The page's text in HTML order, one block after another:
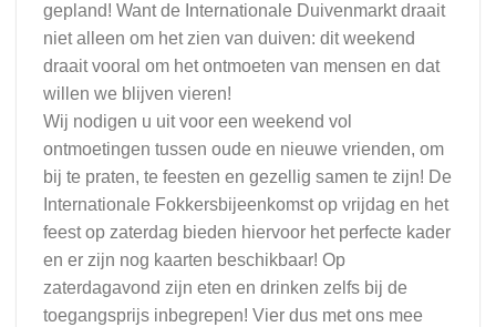
gepland! Want de Internationale Duivenmarkt draait
niet alleen om het zien van duiven: dit weekend
draait vooral om het ontmoeten van mensen en dat
willen we blijven vieren!
Wij nodigen u uit voor een weekend vol
ontmoetingen tussen oude en nieuwe vrienden, om
bij te praten, te feesten en gezellig samen te zijn! De
Internationale Fokkersbijeenkomst op vrijdag en het
feest op zaterdag bieden hiervoor het perfecte kader
en er zijn nog kaarten beschikbaar! Op
zaterdagavond zijn eten en drinken zelfs bij de
toegangsprijs inbegrepen! Vier dus met ons mee